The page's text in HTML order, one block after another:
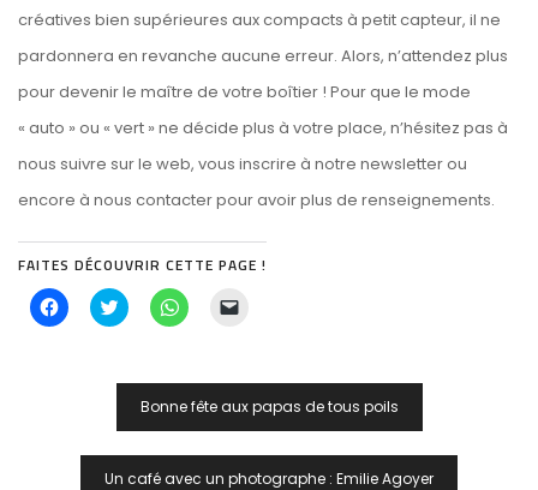
créatives bien supérieures aux compacts à petit capteur, il ne
pardonnera en revanche aucune erreur. Alors, n’attendez plus
pour devenir le maître de votre boîtier ! Pour que le mode
« auto » ou « vert » ne décide plus à votre place, n’hésitez pas à
nous suivre sur le web, vous inscrire à notre newsletterou
encore à nous contacter pour avoir plus de renseignements.
FAITES DÉCOUVRIR CETTE PAGE !
Cliquez
pour
Cliquez
pour
dans
une
nouvelle
fenêtre)
Cliquez
pour
dans
une
nouvelle
fenêtre)
par
mail
à
ami(ouvre
dans
Navigation
L’article
Bonne fête aux papas de tous poils
Un café avec un photographe : Emilie Agoyer